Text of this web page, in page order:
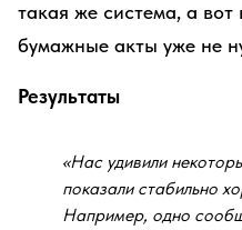
такая же система, а вот
бумажные акты уже не
Результаты
«Нас удивили
показали стабильно
Например, одно